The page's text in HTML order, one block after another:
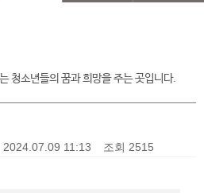
청소년들의 꿈과 희망을 주는 곳입니다.
2024.07.09 11:13 조회 2515